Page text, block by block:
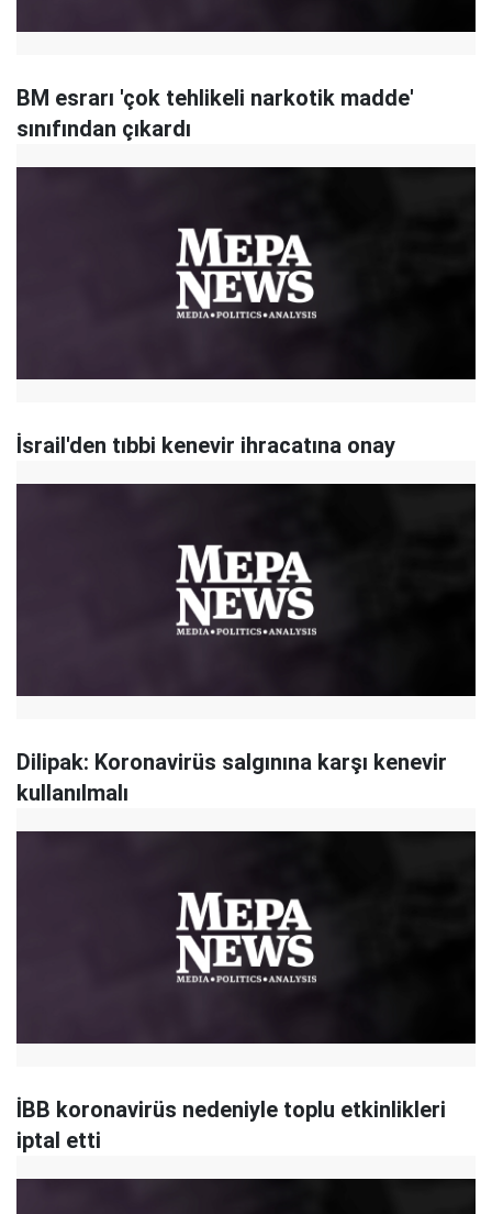
BM esrarı 'çok tehlikeli narkotik madde'
sınıfından çıkardı
İsrail'den tıbbi kenevir ihracatına onay
Dilipak: Koronavirüs salgınına karşı kenevir
kullanılmalı
İBB koronavirüs nedeniyle toplu etkinlikleri
iptal etti